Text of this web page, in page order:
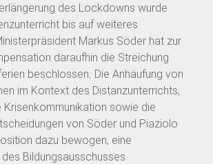
des Lockdowns wurde
bis auf weiteres
Markus Söder hat zur
daraufhin die Streichung
beschlossen. Die Anhäufung von
im Kontext des Distanzunterrichts,
sowie die
von Söder und Piaziolo
dazu bewogen, eine
Bildungsausschusses